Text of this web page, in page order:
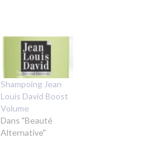
Shampoing Jean
Louis David Boost
Volume
Dans "Beauté
Alternative"